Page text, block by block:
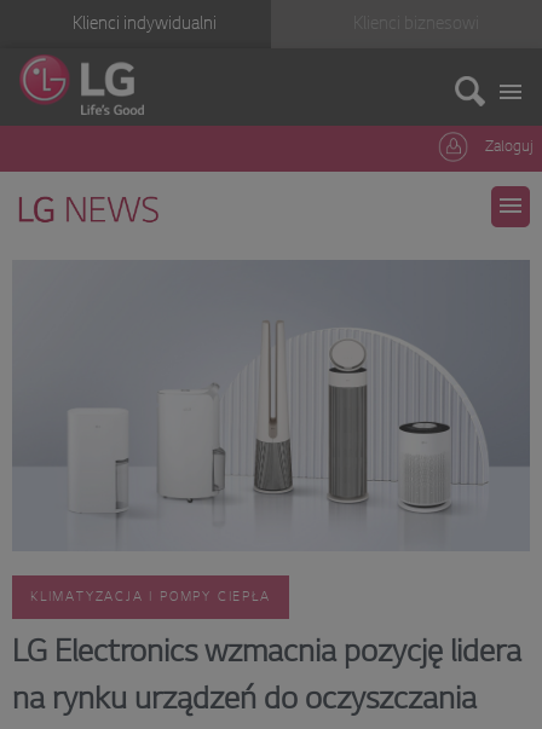
Klienci indywidualni
Zaloguj
KLIMATYZACJA I POMPY CIEPŁA
LG Electronics wzmacnia pozycję lidera
na rynku urządzeń do oczyszczania